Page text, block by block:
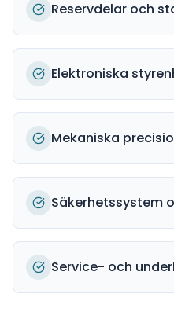
Reservdelar och
Elektroniska
Mekaniska
Säkerhetssystem
Service- och